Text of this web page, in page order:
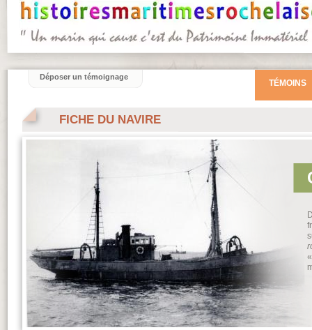
FICHE DU NAVIRE
TÉMOINS
Déposer un témoignage